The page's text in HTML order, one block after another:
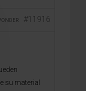
#11916
su material